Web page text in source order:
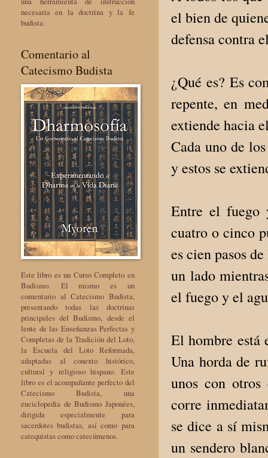
el bien de
defensa contra
¿Qué es? Es
repente, en
extiende hacia
Cada uno de
y estos se
Entre el fuego
cuatro o cinco
es cien pasos
un lado
el fuego y el
El hombre está
Una horda de
unos con
corre
se dice a sí
un sendero
necesaria en la doctrina y la fe
budista.
Comentario al
Catecismo Budista
Este libro es un Curso Completo en
Budismo. El mismo es un
comentario al Catecismo Budista,
presentando todas las doctrinas
principales del Budismo, desde el
lente de las Enseñanzas Perfectas y
Completas de la Tradición del Loto,
la Escuela del Loto Reformada,
adaptadas al conexto histórico,
cultural y religioso hispano. Este
libro es el acompañante perfecto del
Catecismo Budista, una
enciclopedia de Budismo Japonées,
dirigida especialmente para
sacerdotes budistas, así como para
catequistas como catecúmenos.